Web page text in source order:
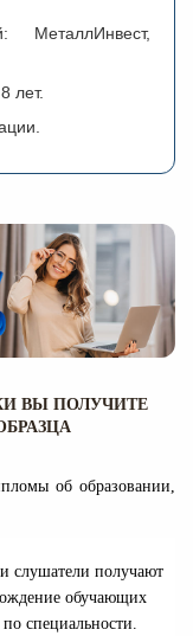
МеталлИнвест,
лет.
ВЫ ПОЛУЧИТЕ
об образовании,
слушатели получают
обучающих
специальности.